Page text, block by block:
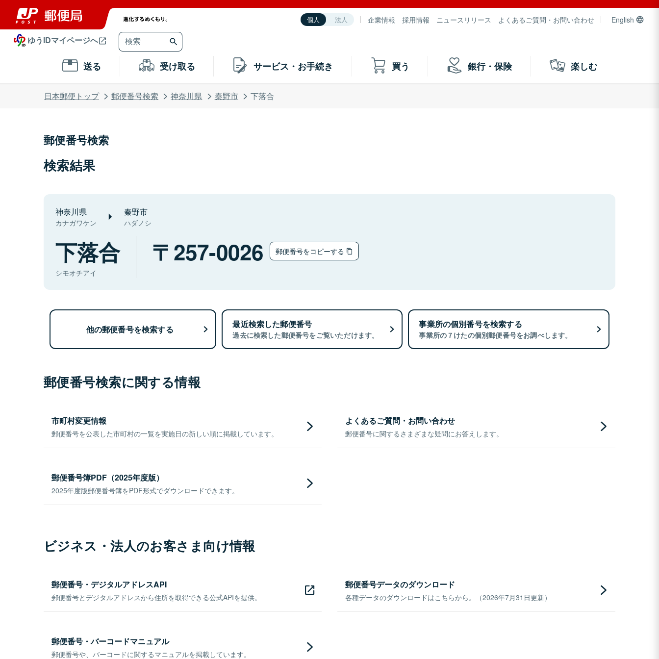
個人 法人 企業情報 採用情報 ニュースリリース よくあるご質問・お問い合わせ English
ゆうIDマイページへ
送る 受け取る サービス・お手続き 買う 銀行・保険 楽しむ
日本郵便トップ 郵便番号検索 神奈川県 秦野市 下落合
郵便番号検索
検索結果
神奈川県
カナガワケン
秦野市
ハダノシ
下落合
シモオチアイ
257-0026 郵便番号をコピーする
他の郵便番号を検索する 最近検索した郵便番号
過去に検索した郵便番号をご覧いただけます。
事業所の個別番号を検索する
事業所の７けたの個別郵便番号をお調べします。
郵便番号検索に関する情報
市町村変更情報
郵便番号を公表した市町村の一覧を実施日の新しい順に掲載しています。
よくあるご質問・お問い合わせ
郵便番号に関するさまざまな疑問にお答えします。
郵便番号簿PDF（2025年度版）
2025年度版郵便番号簿をPDF形式でダウンロードできます。
ビジネス・法人のお客さま向け情報
郵便番号・デジタルアドレスAPI
郵便番号とデジタルアドレスから住所を取得できる公式APIを提供。
郵便番号データのダウンロード
各種データのダウンロードはこちらから。（2026年7月31日更新）
郵便番号・バーコードマニュアル
郵便番号や、バーコードに関するマニュアルを掲載しています。